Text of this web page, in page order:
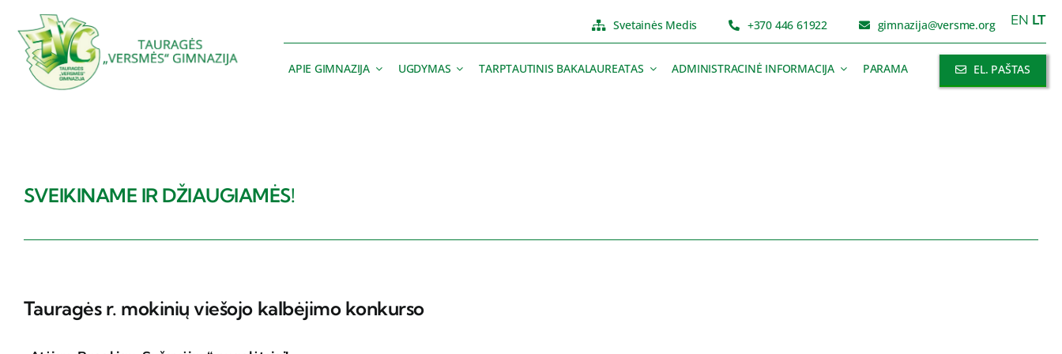
content
Svetainės Medis +370 446 61922 gimnazija@versme.org EN LT
APIE GIMNAZIJA UGDYMAS TARPTAUTINIS BAKALAUREATAS ADMINISTRACINĖ INFORMACIJA PARAMA EL. PAŠTAS
SVEIKINAME IR DŽIAUGIAMĖS!
Tauragės r. mokinių viešojo kalbėjimo konkurso